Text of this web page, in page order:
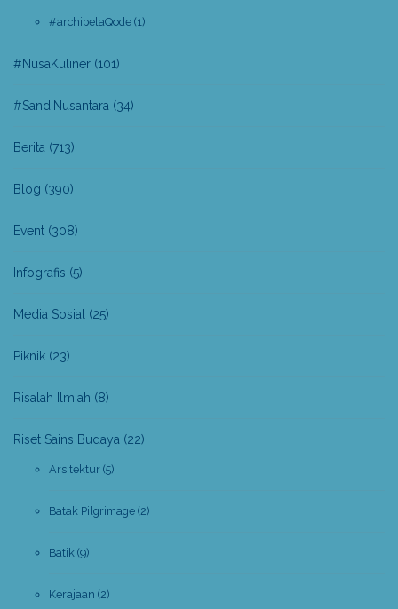
#archipelaQode (1)
#NusaKuliner (101)
#SandiNusantara (34)
Berita (713)
Blog (390)
Event (308)
Infografis (5)
Media Sosial (25)
Piknik (23)
Risalah Ilmiah (8)
Riset Sains Budaya (22)
Arsitektur (5)
Batak Pilgrimage (2)
Batik (9)
Kerajaan (2)